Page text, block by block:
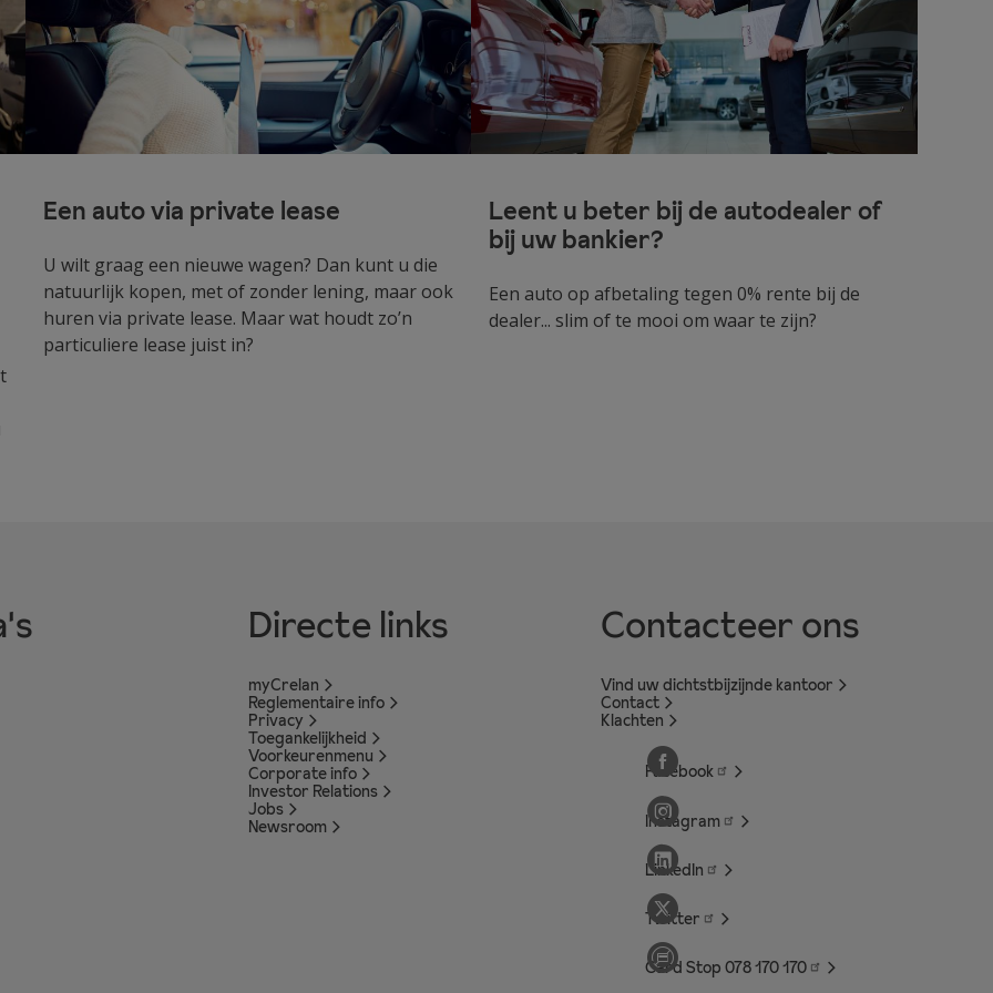
Een auto via private lease
U wilt graag een nieuwe wagen? Dan kunt u die
natuurlijk kopen, met of zonder lening, maar ook
huren via private lease. Maar wat houdt zo’n
particuliere lease juist in?
Leent u beter bij de autodealer of
bij uw bankier?
Een auto op afbetaling tegen 0% rente bij de
dealer... slim of te mooi om waar te zijn?
Directe links
myCrelan
Reglementaire info
Privacy
Toegankelijkheid
Voorkeurenmenu
Corporate info
Investor Relations
Jobs
Newsroom
Contacteer ons
Vind uw dichtstbijzijnde kantoor
Contact
Klachten
Facebook
Instagram
LinkedIn
Twitter
Card Stop 078 170170